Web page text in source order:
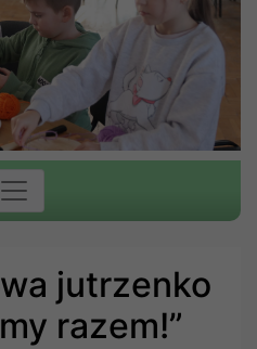
jutrzenko
razem!”